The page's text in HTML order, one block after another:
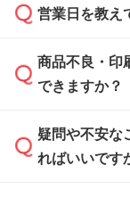
なお、印刷
しい
解像度の低
などを、印
・フルカラ
ご希望や商
本体色がブ
白色か淡い
本体色がナ
っきりと目
らかい雰囲
営業日を教え
営業日は平
休みとなり
速やかに対
商品不良・印
できますか？
お手数をお
フまでご連
疑問や不安な
ればいいです